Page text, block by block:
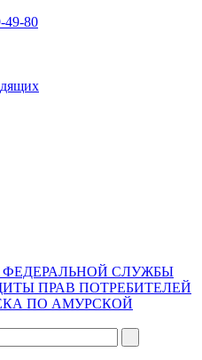
49-80
ФЕДЕРАЛЬНОЙ СЛУЖБЫ
ПРАВ ПОТРЕБИТЕЛЕЙ
ПО АМУРСКОЙ